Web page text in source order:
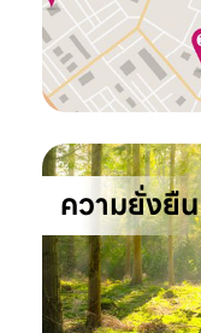
ความยั่งยืน